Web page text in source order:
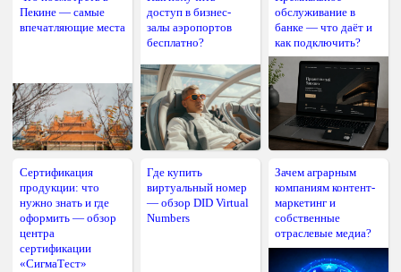
Пекине — самые
впечатляющие места
доступ в бизнес-
залы аэропортов
бесплатно?
обслуживание в
банке — что даёт и
как подключить?
Сертификация
продукции: что
нужно знать и где
оформить — обзор
центра
сертификации
«СигмаТест»
Где купить
виртуальный номер
— обзор DID Virtual
Numbers
Зачем аграрным
компаниям контент-
маркетинг и
собственные
отраслевые медиа?